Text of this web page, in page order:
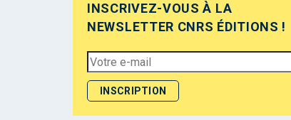
INSCRIVEZ-VOUS À LA
NEWSLETTER CNRS ÉDITIONS !